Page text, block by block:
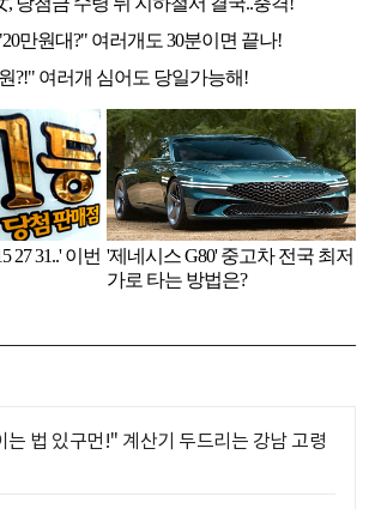
는 법 있구먼!" 계산기 두드리는 강남 고령